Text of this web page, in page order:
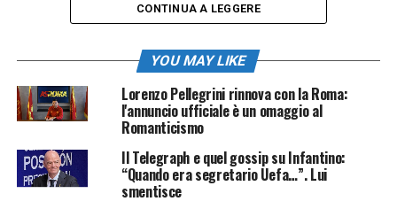
CONTINUA A LEGGERE
YOU MAY LIKE
Lorenzo Pellegrini rinnova con la Roma:
l'annuncio ufficiale è un omaggio al
Romanticismo
Il Telegraph e quel gossip su Infantino:
“Quando era segretario Uefa…”. Lui
smentisce